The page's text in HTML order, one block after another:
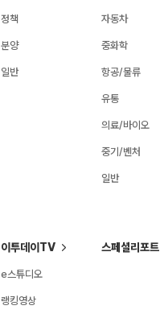
정책
분양
일반
자동차
중화학
항공/물류
유통
의료/바이오
중기/벤처
일반
이투데이TV
e스튜디오
랭킹영상
스페셜리포트